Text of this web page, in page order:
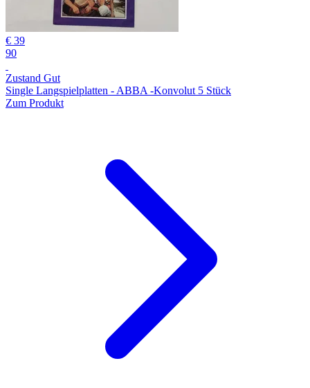
€ 39
90
Zustand Gut
Single Langspielplatten - ABBA -Konvolut 5 Stück
Zum Produkt